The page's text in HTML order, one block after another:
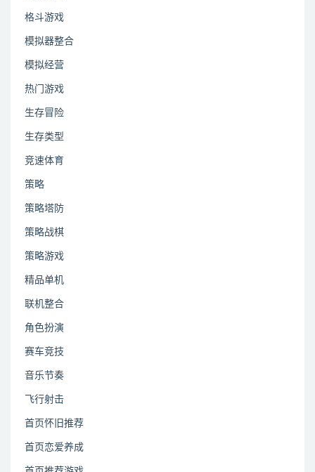
格斗游戏
模拟器整合
模拟经营
热门游戏
生存冒险
生存类型
竞速体育
策略
策略塔防
策略战棋
策略游戏
精品单机
联机整合
角色扮演
赛车竞技
音乐节奏
飞行射击
首页怀旧推荐
首页恋爱养成